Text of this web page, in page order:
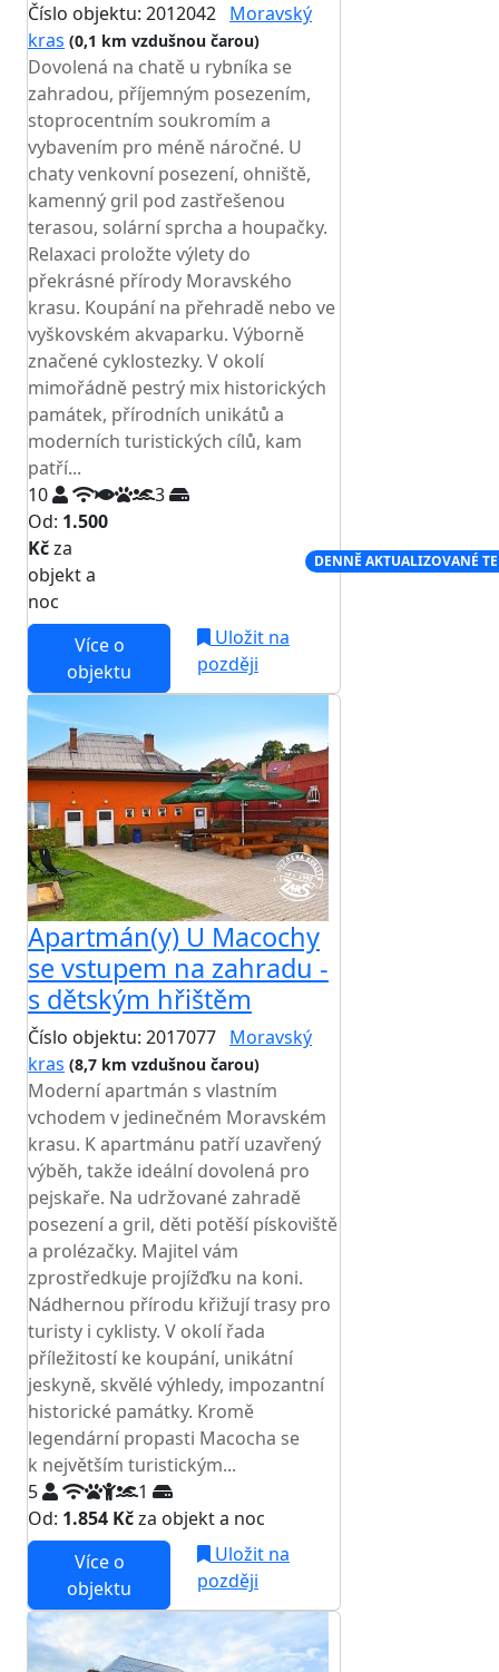
Číslo objektu: 2012042 Moravský
kras (0,1 km vzdušnou čarou)
Dovolená na chatě u rybníka se
zahradou, příjemným posezením,
stoprocentním soukromím a
vybavením pro méně náročné. U
chaty venkovní posezení, ohniště,
kamenný gril pod zastřešenou
terasou, solární sprcha a houpačky.
Relaxaci proložte výlety do
překrásné přírody Moravského
krasu. Koupání na přehradě nebo ve
vyškovském akvaparku. Výborně
značené cyklostezky. V okolí
mimořádně pestrý mix historických
památek, přírodních unikátů a
moderních turistických cílů, kam
patří...
10
3
Od: 1.500
Kčza
objekt a
noc
DENNĚ AKTUALIZOVANÉ
Více o
objektu
Uložit na
později
Apartmán(y) U Macochy
se vstupem na zahradu -
s dětským hřištěm
Číslo objektu: 2017077 Moravský
kras (8,7 km vzdušnou čarou)
Moderní apartmán s vlastním
vchodem v jedinečném Moravském
krasu. K apartmánu patří uzavřený
výběh, takže ideální dovolená pro
pejskaře. Na udržované zahradě
posezení a gril, děti potěší pískoviště
a prolézačky. Majitel vám
zprostředkuje projížďku na koni.
Nádhernou přírodu křižují trasy pro
turisty i cyklisty. V okolí řada
příležitostí ke koupání, unikátní
jeskyně, skvělé výhledy, impozantní
historické památky. Kromě
legendární propasti Macocha se
k největším turistickým...
5
1
Od: 1.854 Kčza objekt a noc
Více o
objektu
Uložit na
později